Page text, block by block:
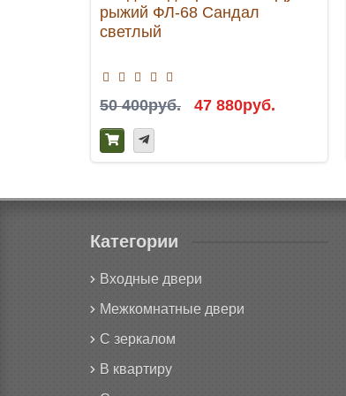
рыжий ФЛ-68 Сандал
светлый
50 400руб. 47 880руб.
Категории
Входные двери
Межкомнатные двери
С зеркалом
В квартиру